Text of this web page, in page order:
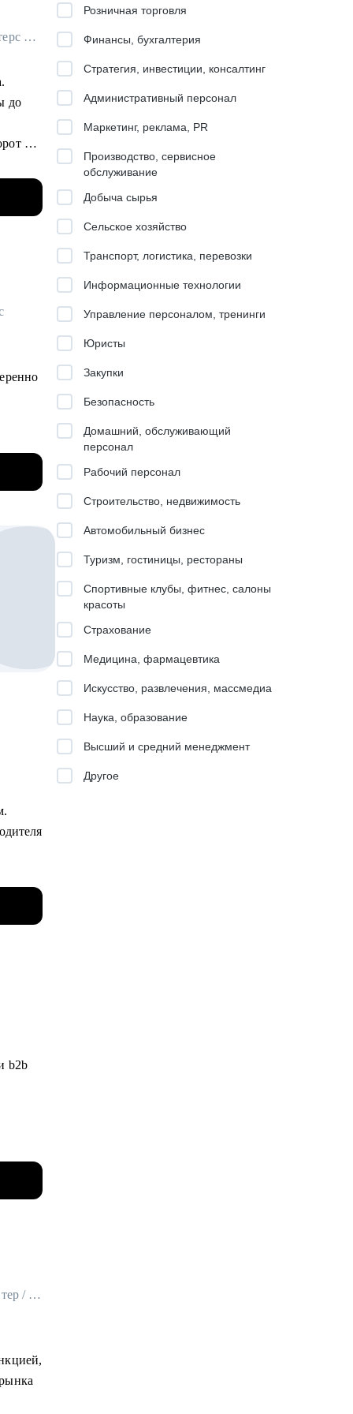
Операционный директор ресторанного направления в Mirotel / ex-Росинтерс Ресторантс
до
в 4
b2b
Карьерный стратег / Эксперт по развитию карьеры / Executive резюмерайтер / ex-HRD
Розничная торговля
Финансы, бухгалтерия
Стратегия, инвестиции, консалтинг
Административный персонал
Маркетинг, реклама, PR
Производство, сервисное
обслуживание
Добыча сырья
Сельское хозяйство
Транспорт, логистика, перевозки
Информационные технологии
Управление персоналом, тренинги
Юристы
Закупки
Безопасность
Домашний, обслуживающий
персонал
Рабочий персонал
Строительство, недвижимость
Автомобильный бизнес
Туризм, гостиницы, рестораны
Спортивные клубы, фитнес, салоны
красоты
Страхование
Медицина, фармацевтика
Искусство, развлечения, массмедиа
Наука, образование
Высший и средний менеджмент
Другое